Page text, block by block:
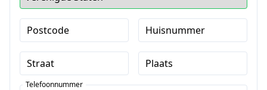
Postcode Huisnummer
Straat Plaats
Telefoonnummer